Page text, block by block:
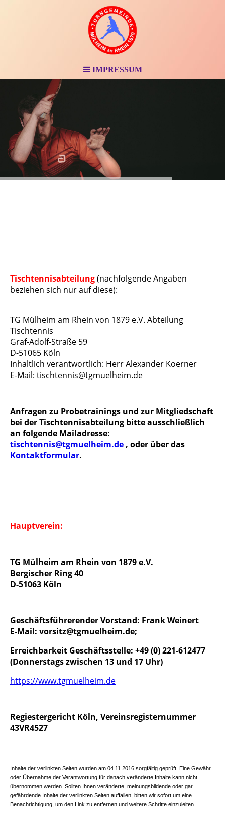
IMPRESSUM
Tischtennisabteilung(nachfolgende Angaben
beziehen sich nur auf diese):
TG Mülheim am Rhein von 1879 e.V. Abteilung
Tischtennis
Graf-Adolf-Straße 59
D-51065 Köln
Inhaltlich verantwortlich: Herr Alexander Koerner
E-Mail: tischtennis@tgmuelheim.de
Anfragen zu Probetrainings und zur Mitgliedschaft
bei der Tischtennisabteilung bitte ausschließlich
an folgende Mailadresse:
tischtennis@tgmuelheim.de , oder über das
Kontaktformular.
Hauptverein:
TG Mülheim am Rhein von 1879 e.V.
Bergischer Ring 40
D-51063 Köln
Geschäftsführerender Vorstand: Frank Weinert
E-Mail: vorsitz@tgmuelheim.de;
Erreichbarkeit Geschäftsstelle: +49 (0) 221-612477
(Donnerstags zwischen 13 und 17 Uhr)
https://www.tgmuelheim.de
Regiestergericht Köln, Vereinsregisternummer
43VR4527
Inhalte der verlinkten Seiten wurden am 04.11.2016 sorgfältig geprüft. Eine Gewähr
oder Übernahme der Verantwortung für danach veränderte Inhalte kann nicht
übernommen werden. Sollten Ihnen veränderte, meinungsbildende oder gar
gefährdende Inhalte der verlinkten Seiten auffallen, bitten wir sofort um eine
Benachrichtigung, um den Link zu entfernen und weitere Schritte einzuleiten.